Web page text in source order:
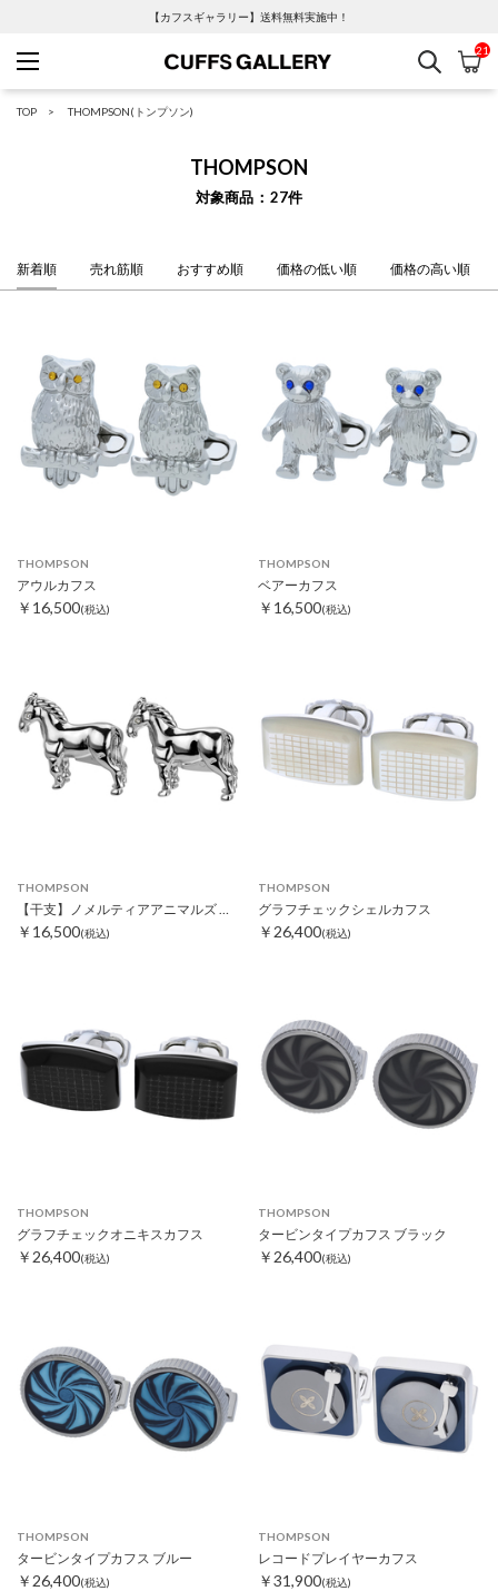
【カフスギャラリー】送料無料実施中！
Cuffs Gallery
検索 カ
21
TOP THOMPSON(トンプソン)
THOMPSON
対象商品 27件
新着順 売れ筋順 おすすめ順 価格の低い順 価格の高い順
THOMPSON
アウルカフス
￥16,500(税込)
THOMPSON
ベアーカフス
￥16,500(税込)
THOMPSON
【干支】ノメルティアアニマルズ ホースカフス
￥16,500(税込)
THOMPSON
グラフチェックシェルカフス
￥26,400(税込)
THOMPSON
グラフチェックオニキスカフス
￥26,400(税込)
THOMPSON
タービンタイプカフス ブラック
￥26,400(税込)
THOMPSON
タービンタイプカフス ブルー
￥26,400(税込)
THOMPSON
レコードプレイヤーカフス
￥31,900(税込)